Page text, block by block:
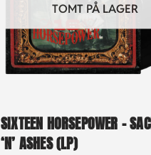
TOMT PÅ LAGER
SIXTEEN HORSEPOWER –
‘N’ ASHES (LP)